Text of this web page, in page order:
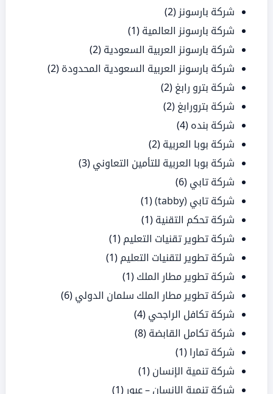
شركة بارسونز (2)
شركة بارسونز العالمية (1)
شركة بارسونز العربية السعودية (2)
شركة بارسونز العربية السعودية المحدودة (2)
شركة بترو رابغ (2)
شركة بترورابغ (2)
شركة بنده (4)
شركة بوبا العربية (2)
شركة بوبا العربية للتأمين التعاوني (3)
شركة تابي (6)
شركة تابي (tabby)
(1)
شركة تحكم التقنية (1)
شركة تطوير تقنيات التعليم (1)
شركة تطوير لتقنيات التعليم (1)
شركة تطوير مطار الملك (1)
شركة تطوير مطار الملك سلمان الدولي (6)
شركة تكافل الراجحي (4)
شركة تكامل القابضة (8)
شركة تمارا (1)
شركة تنمية الإنسان (1)
شركة تنمية الإنسان – عبور (1)